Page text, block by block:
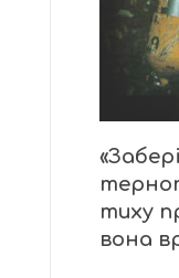
тиху
вона